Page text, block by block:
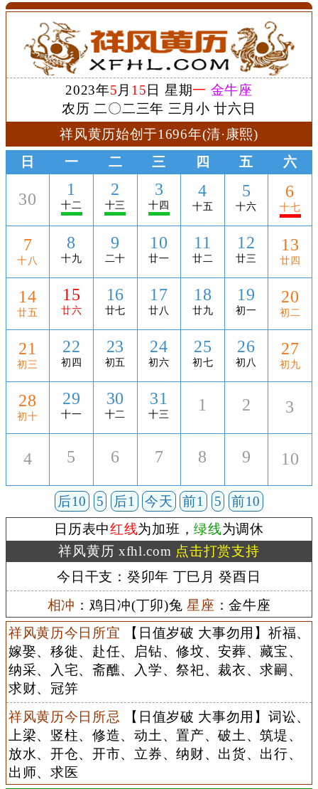
2023年5 月 15 日 星期一 金牛座
农历 二〇二三年 三月小 廿六日
祥风黄历始创于1696年(清·康熙)
日
一 二 三 四 五 六
30
1
十二
2
十三
3
十四
4
十五
5
十六
6
十七
7
十八
8
十九
9
二十
10
廿一
11
廿二
12
廿三
13
廿四
14
廿五
15
廿六
16
廿七
17
廿八
18
廿九
19
初一
20
初二
21
初三
22
初四
23
初五
24
初六
25
初七
26
初八
27
初九
28
初十
29
十一
30
十二
31
十三
1 2 3
4 5 6 7 8 9 10
后10 5 后1 今天 前1 5
前10
日历表中红线为加班，绿线为调休
祥风黄历 xfhl.com 点击打赏支持
今日干支：癸卯年 丁巳月 癸酉日
相冲 ：鸡日冲(丁卯)兔星座 ：金牛座
祥风黄历今日所宜 【日值岁破 大事勿用】祈福、
嫁娶、移徙、赴任、启钻、修坟、安葬、藏宝、
纳采、入宅、斋醮、入学、祭祀、裁衣、求嗣、
求财、冠笄
祥风黄历今日所忌
【日值岁破 大事勿用】词讼、
上梁、竖柱、修造、动土、置产、破土、筑堤、
放水、开仓、开市、立券、纳财、出货、出行、
出师、求医